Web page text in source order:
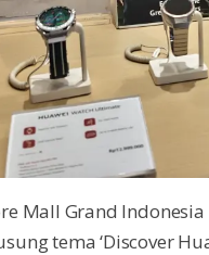
Mall Grand
tema ‘Discover